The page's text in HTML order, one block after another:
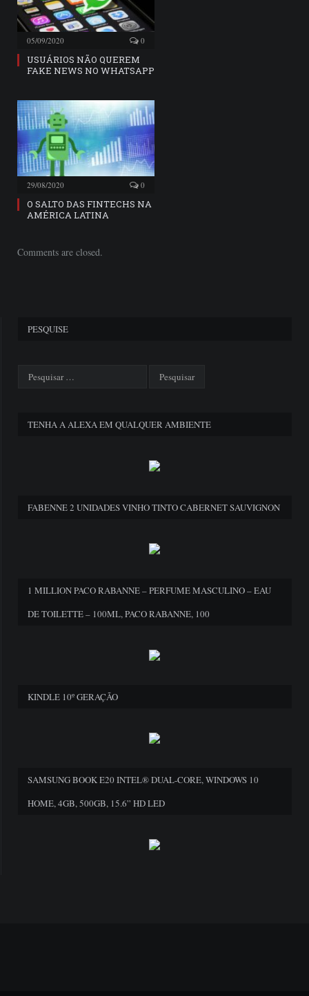
05/09/2020 0
USUÁRIOS NÃO QUEREM
FAKE NEWS NO WHATSAPP
29/08/2020 0
O SALTO DAS FINTECHS NA
AMÉRICA LATINA
Comments are closed.
PESQUISE
TENHA A ALEXA EM QUALQUER AMBIENTE
FABENNE 2 UNIDADES VINHO TINTO CABERNET SAUVIGNON
1 MILLION PACO RABANNE – PERFUME MASCULINO – EAU
DE TOILETTE – 100ML, PACO RABANNE, 100
KINDLE 10º GERAÇÃO
SAMSUNG BOOK E20 INTEL® DUAL-CORE, WINDOWS 10
HOME, 4GB, 500GB, 15.6” HD LED